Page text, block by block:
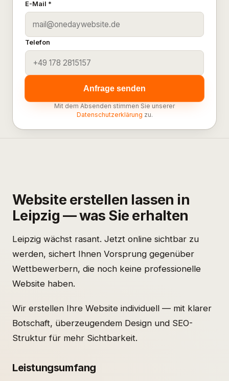
E-Mail *
Telefon
Anfrage senden
Mit dem Absenden stimmen Sie unserer
Datenschutzerklärung zu.
Website erstellen lassen in
Leipzig — was Sie erhalten
Leipzig wächst rasant. Jetzt online sichtbar zu
werden, sichert Ihnen Vorsprung gegenüber
Wettbewerbern, die noch keine professionelle
Website haben.
Wir erstellen Ihre Website individuell — mit klarer
Botschaft, überzeugendem Design und SEO-
Struktur für mehr Sichtbarkeit.
Leistungsumfang